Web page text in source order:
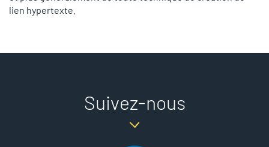
lien hypertexte.
Suivez-nous